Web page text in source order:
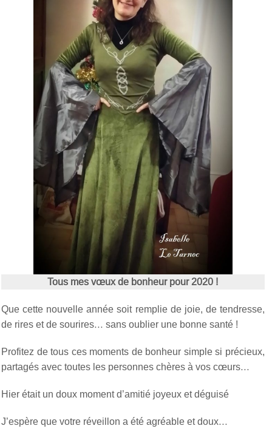
Tous mes vœux de bonheur pour 2020 !
Que cette nouvelle année soit remplie de joie, de tendresse,
de rires et de sourires… sans oublier une bonne santé !
Profitez de tous ces moments de bonheur simple si précieux,
partagés avec toutes les personnes chères à vos cœurs…
Hier était un doux moment d’amitié joyeux et déguisé
J’espère que votre réveillon a été agréable et doux…